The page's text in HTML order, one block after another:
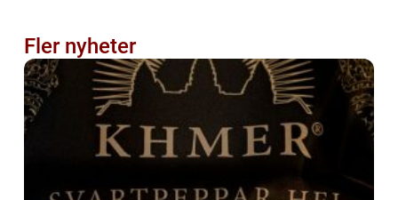
Fler nyheter